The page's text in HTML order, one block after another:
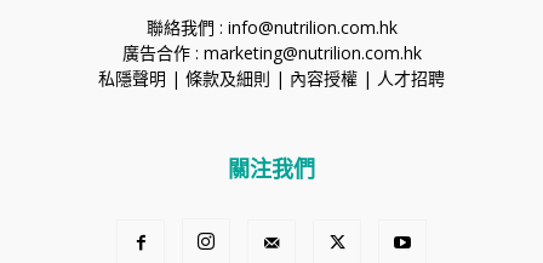
聯絡我們 : info@nutrilion.com.hk
廣告合作 : marketing@nutrilion.com.hk
私隱聲明 | 條款及細則 | 內容授權 | 人才招聘
關注我們